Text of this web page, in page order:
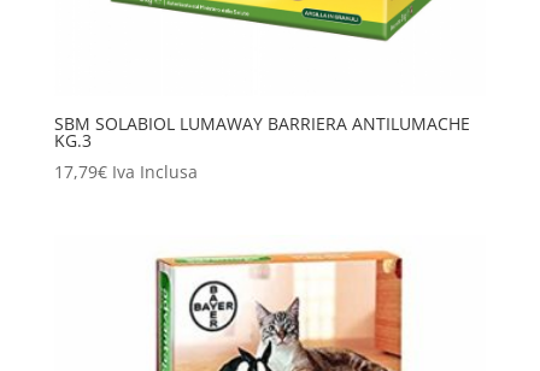
SBM SOLABIOL LUMAWAY BARRIERA ANTILUMACHE
KG.3
17,79€ Iva Inclusa